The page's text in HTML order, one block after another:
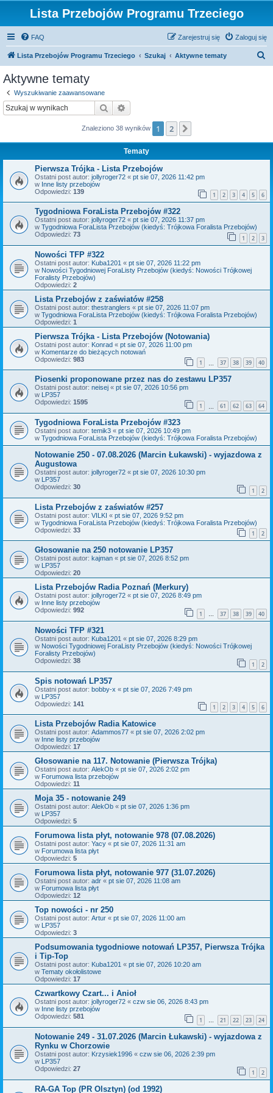
Lista Przebojów Programu Trzeciego
FAQ Zaloguj się
Zarejestruj się
Lista Przebojów Programu Trzeciego Szukaj Aktywne tematy
Aktywne tematy
Wyszukiwanie zaawansowane
Szukaj
Znaleziono 38 wyników 1 2
Tematy
Pierwsza Trójka - Lista Przebojów
Ostatni post autor: jollyroger72 « pt sie 07, 2026 11:42 pm
w Inne listy przebojów
Odpowiedzi: 139 1 2 3 4 5 6
Tygodniowa ForaLista Przebojów #322
Ostatni post autor: jollyroger72 « pt sie 07, 2026 11:37 pm
w Tygodniowa ForaLista Przebojów (kiedyś: Trójkowa Foralista Przebojów)
Odpowiedzi: 73 1 2 3
Nowości TFP #322
Ostatni post autor: Kuba1201 « pt sie 07, 2026 11:22 pm
w Nowości Tygodniowej ForaListy Przebojów (kiedyś: Nowości Trójkowej
Foralisty Przebojów)
Odpowiedzi: 2
Lista Przebojów z zaświatów #258
Ostatni post autor: thestranglers « pt sie 07, 2026 11:07 pm
w Tygodniowa ForaLista Przebojów (kiedyś: Trójkowa Foralista Przebojów)
Odpowiedzi: 1
Pierwsza Trójka - Lista Przebojów (Notowania)
Ostatni post autor: Konrad « pt sie 07, 2026 11:00 pm
w Komentarze do bieżących notowań
Odpowiedzi: 983 1 37 38 39 40
Piosenki proponowane przez nas do zestawu LP357
Ostatni post autor: neisej « pt sie 07, 2026 10:56 pm
w LP357
Odpowiedzi: 1595 1 61 62 63 64
Tygodniowa ForaLista Przebojów #323
Ostatni post autor: temik3 « pt sie 07, 2026 10:49 pm
w Tygodniowa ForaLista Przebojów (kiedyś: Trójkowa Foralista Przebojów)
Notowanie 250 - 07.08.2026 (Marcin Łukawski) - wyjazdowa z
Augustowa
Ostatni post autor: jollyroger72 « pt sie 07, 2026 10:30 pm
w LP357
Odpowiedzi: 30 1 2
Lista Przebojów z zaświatów #257
Ostatni post autor: VILKI « pt sie 07, 2026 9:52 pm
w Tygodniowa ForaLista Przebojów (kiedyś: Trójkowa Foralista Przebojów)
Odpowiedzi: 33 1 2
Głosowanie na 250 notowanie LP357
Ostatni post autor: kajman « pt sie 07, 2026 8:52 pm
w
LP357
Odpowiedzi: 20
Lista Przebojów Radia Poznań (Merkury)
Ostatni post autor: jollyroger72 « pt sie 07, 2026 8:49 pm
w Inne listy przebojów
Odpowiedzi: 992 1 … 37 38 39 40
Nowości TFP #321
Ostatni post autor: Kuba1201 « pt sie 07, 2026 8:29 pm
w Nowości Tygodniowej ForaListy Przebojów (kiedyś: Nowości Trójkowej
Foralisty Przebojów)
Odpowiedzi: 38 1 2
Spis notowań LP357
Ostatni post autor: bobby-x « pt sie 07, 2026 7:49 pm
w LP357
Odpowiedzi: 141 1 2 3 4 5 6
Lista Przebojów Radia Katowice
Ostatni post autor: Adammos77 « pt sie 07, 2026 2:02 pm
w Inne listy przebojów
Odpowiedzi: 17
Głosowanie na 117. Notowanie (Pierwsza Trójka)
Ostatni post autor: AlekOb « pt sie 07, 2026 2:02 pm
w Forumowa lista przebojów
Odpowiedzi: 11
Moja 35 - notowanie 249
Ostatni post autor: AlekOb « pt sie 07, 2026 1:36 pm
w
LP357
Odpowiedzi: 5
Forumowa lista płyt, notowanie 978 (07.08.2026)
Ostatni post autor: Yacy « pt sie 07, 2026 11:31 am
w Forumowa lista płyt
Odpowiedzi: 5
Forumowa lista płyt, notowanie 977 (31.07.2026)
Ostatni post autor: adr « pt sie 07, 2026 11:08 am
w Forumowa lista płyt
Odpowiedzi: 12
Top nowości - nr 250
Ostatni post autor: Artur « pt sie 07, 2026 11:00 am
w
LP357
Odpowiedzi: 3
Podsumowania tygodniowe notowań LP357, Pierwsza Trójka
i Tip-Top
Ostatni post autor: Kuba1201 « pt sie 07, 2026 10:20 am
w Tematy okołolistowe
Odpowiedzi: 17
Czwartkowy Czart... i Anioł
Ostatni post autor: jollyroger72 « czw sie 06, 2026 8:43 pm
w Inne listy przebojów
Odpowiedzi: 581 1 … 21 22 23 24
Notowanie 249 - 31.07.2026 (Marcin Łukawski) - wyjazdowa z
Rynku w Chorzowie
Ostatni post autor: Krzysiek1996 « czw sie 06, 2026 2:39 pm
w LP357
Odpowiedzi: 27 1 2
RA-GA Top (PR Olsztyn) (od 1992)